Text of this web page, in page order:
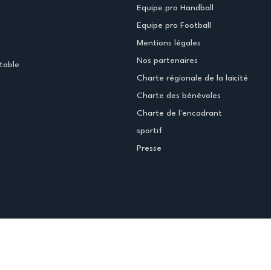
Equipe pro Handball
Equipe pro Football
Mentions légales
Nos partenaires
Charte régionale de la laïcité
Charte des bénévoles
Charte de l'encadrant
sportif
Presse